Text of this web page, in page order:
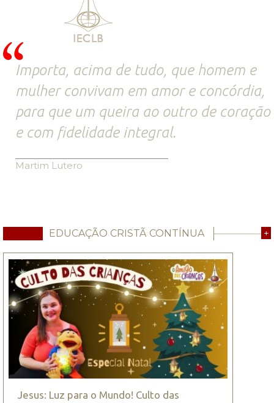
Importa, acima de tudo, que homem e
mulher convivam em amor e concórdia,
para que um queira ao outro de coração
e com fidelidade integral.
Martim Lutero
EDUCAÇÃO CRISTÃ CONTÍNUA +
Jesus: Luz para o Mundo! Culto das